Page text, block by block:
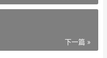
下一篇 »